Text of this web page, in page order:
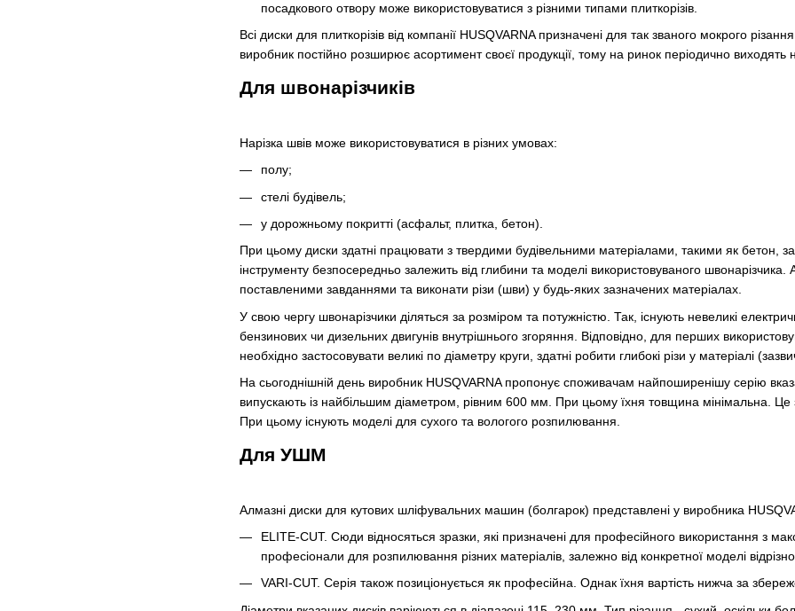
посадкового отвору може використовуватися з різними типами плиткорізів.
Всі диски для плиткорізів від компанії HUSQVARNA призначені для так званого мокрого
виробник постійно розширює асортимент своєї продукції, тому на ринок періодично виходять
Для швонарізчиків
Нарізка швів може використовуватися в різних умовах:
полу;
стелі будівель;
у дорожньому покритті (асфальт, плитка, бетон).
При цьому диски здатні працювати з твердими будівельними матеріалами, такими як бетон,
інструменту безпосередньо залежить від глибини та моделі використовуваного
поставленими завданнями та виконати різи (шви) у будь-яких зазначених матеріалах.
У свою чергу швонарізчики діляться за розміром та потужністю. Так, існують невеликі
бензинових чи дизельних двигунів внутрішнього згоряння. Відповідно, для перших
необхідно застосовувати великі по діаметру круги, здатні робити глибокі різи у матеріалі
На сьогоднішній день виробник HUSQVARNA пропонує споживачам найпоширенішу серію
випускають із найбільшим діаметром, рівним 600 мм. При цьому їхня товщина мінімальна.
При цьому існують моделі для сухого та вологого розпилювання.
Для УШМ
Алмазні диски для кутових шліфувальних машин (болгарок) представлені у виробника
ELITE-CUT. Сюди відносяться зразки, які призначені для професійного використання з
професіонали для розпилювання різних матеріалів, залежно від конкретної моделі
VARI-CUT. Серія також позиціонується як професійна. Однак їхня вартість нижча за